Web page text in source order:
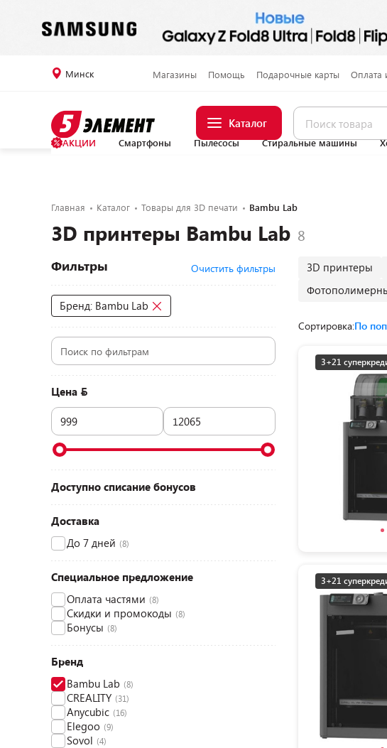
Минск Магазины Помощь Подарочные карты Оплата
Каталог
АКЦИИ Смартфоны Пылесосы Стиральные машины
Главная Каталог Товары для 3D печати Bambu Lab
3D принтеры Bambu Lab
Фильтры Очистить фильтры
Бренд: Bambu Lab
Цена
Доступно списание бонусов
Доставка
До 7 дней (8)
Специальное предложение
Оплата частями (8)
Скидки и промокоды (8)
Бонусы (8)
Бренд
Bambu Lab (8)
CREALITY (31)
Anycubic (16)
Elegoo (9)
Sovol (4)
3D принтеры
Сортировка:По
3+21
3+21